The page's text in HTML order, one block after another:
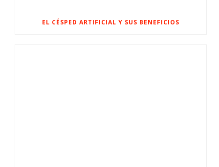
EL CÉSPED ARTIFICIAL Y SUS BENEFICIOS